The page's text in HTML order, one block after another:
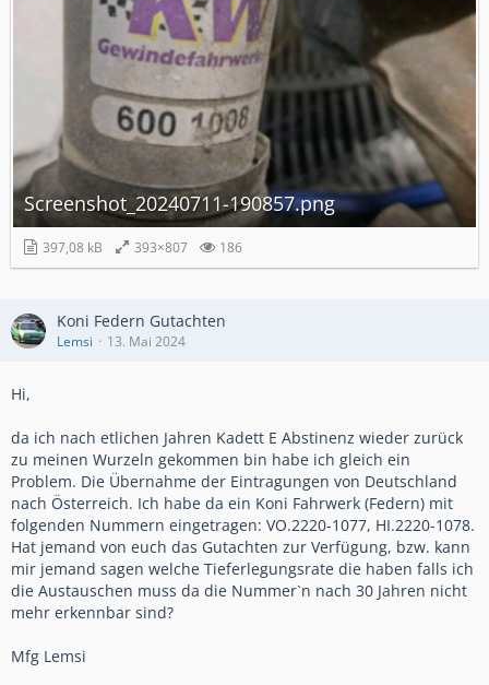
Screenshot_20240711-190857.png
397,08 kB 393×807 186
Koni Federn Gutachten
Lemsi 13. Mai 2024
Hi,
da ich nach etlichen Jahren Kadett E Abstinenz wieder zurück
zu meinen Wurzeln gekommen bin habe ich gleich ein
Problem. Die Übernahme der Eintragungen von Deutschland
nach Österreich. Ich habe da ein Koni Fahrwerk (Federn) mit
folgenden Nummern eingetragen: VO.2220-1077, HI.2220-1078.
Hat jemand von euch das Gutachten zur Verfügung, bzw. kann
mir jemand sagen welche Tieferlegungsrate die haben falls ich
die Austauschen muss da die Nummer`n nach 30 Jahren nicht
mehr erkennbar sind?
Mfg Lemsi